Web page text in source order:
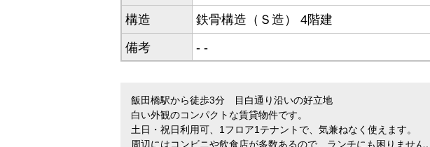
構造
鉄骨構造（Ｓ造） 4階建
備考
- -
飯田橋駅から徒歩3分 目白通り沿いの好立地
白い外観のコンパクトな賃貸物件です。
土日・祝日利用可、1フロア1テナントで、気兼ねなく使えます。
周辺にはコンビニや飲食店が多数あるので、ランチにも困りません。